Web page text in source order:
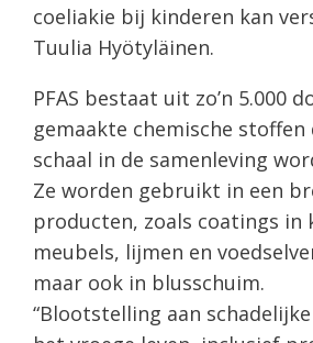
coeliakie bij kinderen kan
Tuulia Hyötyläinen.
PFAS bestaat uit zo’n 5.000
gemaakte chemische
schaal in de samenleving
Ze worden gebruikt in een
producten, zoals coatings in
meubels, lijmen en
maar ook in blusschuim.
“Blootstelling aan